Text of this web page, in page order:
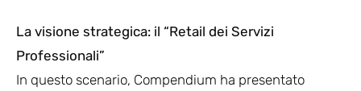
La visione strategica: il “Retail dei Servizi
Professionali”
In questo scenario, Compendium ha presentato